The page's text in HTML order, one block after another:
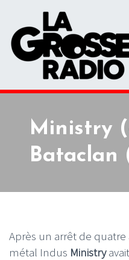
Ministry
Bataclan
Après un arrêt de
métal Indus Ministry